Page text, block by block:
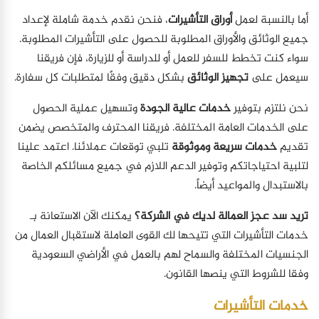
أما بالنسبة لعملأوراق التأشيرات، فنحن نقدم خدمة شاملة لإعداد
جميع الوثائق والأوراق المطلوبة للحصول على التأشيرات المطلوبة.
سواء كنت تخطط للسفر للعمل أو للدراسة أو للزيارة، فإن فريقنا
سيعمل علىتجهيز الوثائقبشكل دقيق وفقًا لمتطلبات كل سفارة.
نحن نلتزم بتوفيرخدمات عالية الجودةوتسهيل عملية الحصول
على الخدمات العامة المختلفة. فريقنا المحترف والمتخصص يضمن
تقديمخدمات سريعة وموثوقة تلبي توقعات عملائنا. اعتمد علينا
لتلبية احتياجاتكم وتوفير الدعم اللازم في جميع مسائلكم الخاصة
بالاستبدال والمواعيد أيضاً.
تريد سد عجز العمالة لديك في الشركة؟يمكنك الآن الاستعانة بـ
خدمات التأشيرات التي تتيحها لك القوى العاملة لاستقبال العمال من
الجنسيات المختلفة والسماح لهم بالعمل في الأراضي السعودية
وفقا للشروط التي ينصها القانون.
خدمات التأشيرات